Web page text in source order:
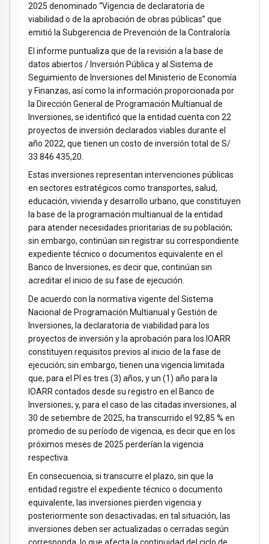
2025 denominado “Vigencia de declaratoria de
viabilidad o de la aprobación de obras públicas” que
emitió la Subgerencia de Prevención de la Contraloría.
El informe puntualiza que de la revisión a la base de
datos abiertos / Inversión Pública y al Sistema de
Seguimiento de Inversiones del Ministerio de Economía
y Finanzas, así como la información proporcionada por
la Dirección General de Programación Multianual de
Inversiones, se identificó que la entidad cuenta con 22
proyectos de inversión declarados viables durante el
año 2022, que tienen un costo de inversión total de S/
33 846 435,20.
Estas inversiones representan intervenciones públicas
en sectores estratégicos como transportes, salud,
educación, vivienda y desarrollo urbano, que constituyen
la base de la programación multianual de la entidad
para atender necesidades prioritarias de su población;
sin embargo, continúan sin registrar su correspondiente
expediente técnico o documentos equivalente en el
Banco de Inversiones, es decir que, continúan sin
acreditar el inicio de su fase de ejecución.
De acuerdo con la normativa vigente del Sistema
Nacional de Programación Multianual y Gestión de
Inversiones, la declaratoria de viabilidad para los
proyectos de inversión y la aprobación para los IOARR
constituyen requisitos previos al inicio de la fase de
ejecución; sin embargo, tienen una vigencia limitada
que, para el PI es tres (3) años, y un (1) año para la
IOARR contados desde su registro en el Banco de
Inversiones; y, para el caso de las citadas inversiones, al
30 de setiembre de 2025, ha transcurrido el 92,85 % en
promedio de su período de vigencia, es decir que en los
próximos meses de 2025 perderían la vigencia
respectiva.
En consecuencia, si transcurre el plazo, sin que la
entidad registre el expediente técnico o documento
equivalente, las inversiones pierden vigencia y
posteriormente son desactivadas; en tal situación, las
inversiones deben ser actualizadas o cerradas según